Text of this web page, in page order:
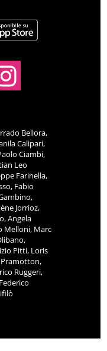
Bellora,
Calipari,
Ciambi,
Leo
Farinella,
Fabio
Jorrioz,
Angela
Melloni, Marc
Pitti, Loris
Ruggeri,